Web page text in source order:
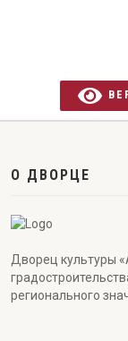
О ДВОРЦЕ
Дворец культуры
регионального